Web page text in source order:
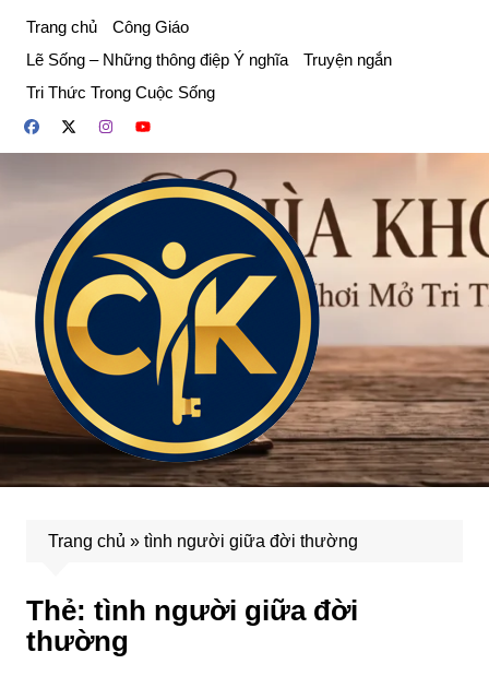
phần
dung
Trang chủ
Công Giáo
Lẽ Sống – Những thông điệp Ý nghĩa
Truyện ngắn
Tri Thức Trong Cuộc Sống
Trang chủ » tình người giữa đời thường
Thẻ: tình người giữa đời
thường